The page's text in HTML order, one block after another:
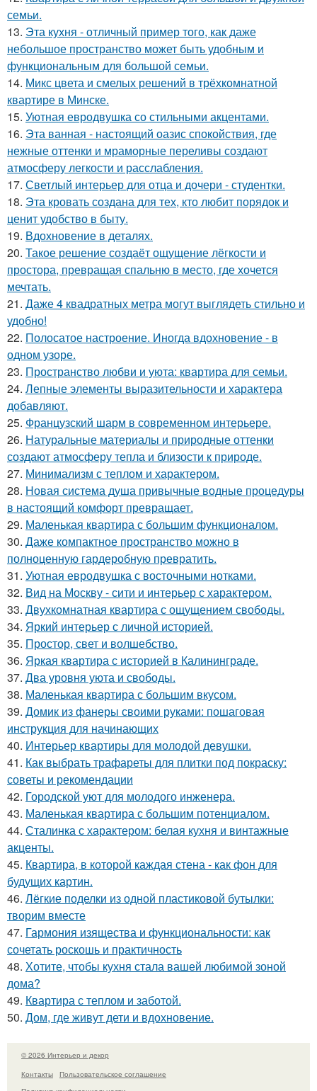
семьи.
13. Эта кухня - отличный пример того, как даже
небольшое пространство может быть удобным и
функциональным для большой семьи.
14. Микс цвета и смелых решений в трёхкомнатной
квартире в Минске.
15. Уютная евродвушка со стильными акцентами.
16. Эта ванная - настоящий оазис спокойствия, где
нежные оттенки и мраморные переливы создают
атмосферу легкости и расслабления.
17. Светлый интерьер для отца и дочери - студентки.
18. Эта кровать создана для тех, кто любит порядок и
ценит удобство в быту.
19. Вдохновение в деталях.
20. Такое решение создаёт ощущение лёгкости и
простора, превращая спальню в место, где хочется
мечтать.
21. Даже 4 квадратных метра могут выглядеть стильно и
удобно!
22. Полосатое настроение. Иногда вдохновение - в
одном узоре.
23. Пространство любви и уюта: квартира для семьи.
24. Лепные элементы выразительности и характера
добавляют.
25. Французский шарм в современном интерьере.
26. Натуральные материалы и природные оттенки
создают атмосферу тепла и близости к природе.
27. Минимализм с теплом и характером.
28. Новая система душа привычные водные процедуры
в настоящий комфорт превращает.
29. Маленькая квартира с большим функционалом.
30. Даже компактное пространство можно в
полноценную гардеробную превратить.
31. Уютная евродвушка с восточными нотками.
32. Вид на Москву - сити и интерьер с характером.
33. Двухкомнатная квартира с ощущением свободы.
34. Яркий интерьер с личной историей.
35. Простор, свет и волшебство.
36. Яркая квартира с историей в Калининграде.
37. Два уровня уюта и свободы.
38. Маленькая квартира с большим вкусом.
39. Домик из фанеры своими руками: пошаговая
инструкция для начинающих
40. Интерьер квартиры для молодой девушки.
41. Как выбрать трафареты для плитки под покраску:
советы и рекомендации
42. Городской уют для молодого инженера.
43. Маленькая квартира с большим потенциалом.
44. Сталинка с характером: белая кухня и винтажные
акценты.
45. Квартира, в которой каждая стена - как фон для
будущих картин.
46. Лёгкие поделки из одной пластиковой бутылки:
творим вместе
47. Гармония изящества и функциональности: как
сочетать роскошь и практичность
48. Хотите, чтобы кухня стала вашей любимой зоной
дома?
49. Квартира с теплом и заботой.
50. Дом, где живут дети и вдохновение.
© 2026 Интерьер и декор
Контакты
Пользовательское соглашение